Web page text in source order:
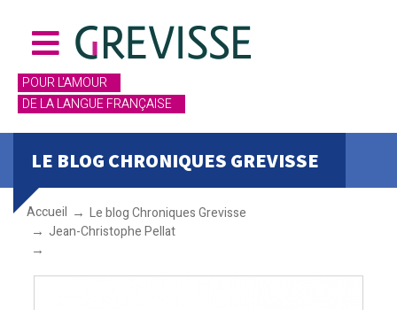
POUR L'AMOUR
DE LA LANGUE FRANÇAISE
LE BLOG CHRONIQUES GREVISSE
Accueil
Le blog Chroniques Grevisse
Jean-Christophe Pellat